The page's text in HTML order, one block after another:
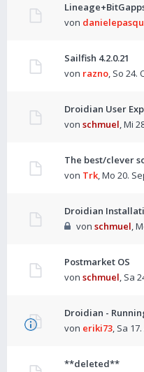
von
Sailfish 4.2.0.21
von razno, So 24.
Droidian User
von schmuel,Mi
The best/clever
von Trk,Mo 20.
Droidian
von schmuel,
Postmarket OS
von schmuel, Sa
Droidian -
von eriki73, Sa
**deleted**